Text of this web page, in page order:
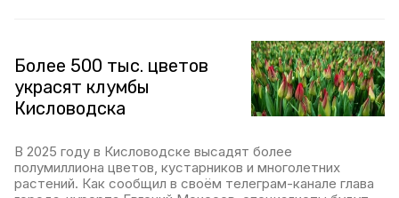
Более 500 тыс. цветов
украсят клумбы
Кисловодска
В 2025 году в Кисловодске высадят более
полумиллиона цветов, кустарников и многолетних
растений. Как сообщил в своём телеграм-канале глава